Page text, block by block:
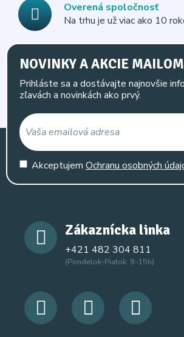
Overená spoločnosť
Na trhu je už viac ako 10
NOVINKY A AKCIE MAILOM
Prihláste sa a dostávajte najnovšie
zľavách a novinkách ako prvý.
Akceptujem Ochranu osobných
Zákaznícka linka
+421 482 304 811
(Pondelok-Piatok: 9-15h)